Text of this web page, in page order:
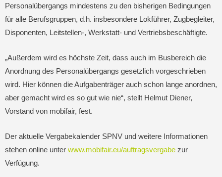
Personalübergangs mindestens zu den bisherigen Bedingungen
für alle Berufsgruppen, d.h. insbesondere Lokführer, Zugbegleiter,
Disponenten, Leitstellen-, Werkstatt- und Vertriebsbeschäftigte.
„Außerdem wird es höchste Zeit, dass auch im Busbereich die
Anordnung des Personalübergangs gesetzlich vorgeschrieben
wird. Hier können die Aufgabenträger auch schon lange anordnen,
aber gemacht wird es so gut wie nie“, stellt Helmut Diener,
Vorstand von mobifair, fest.
Der aktuelle Vergabekalender SPNV und weitere Informationen
stehen online unter www.mobifair.eu/auftragsvergabe zur
Verfügung.